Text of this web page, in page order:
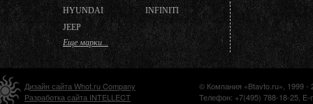
HYUNDAI
INFINITI
JEEP
Еще марки...
Дизайн сайта Whot.ru Company
Разработка сайта INTELLECT
© Компания «Btavto.ru», 1999 -
Телефон: +7(495) 788-18-25,